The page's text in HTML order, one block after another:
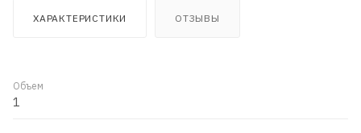
ХАРАКТЕРИСТИКИ ОТЗЫВЫ
Объем
1